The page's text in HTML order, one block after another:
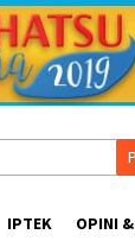
IPTEK OPINI